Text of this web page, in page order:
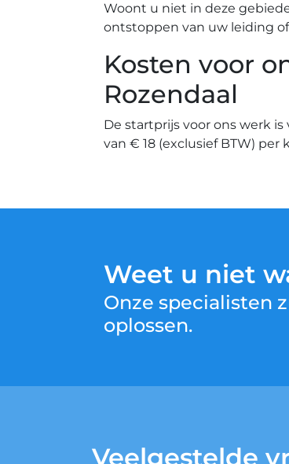
Woont u niet in deze
ontstoppen van uw leiding
Kosten voor
Rozendaal
De startprijs voor ons werk
van € 18 (exclusief BTW)
Weet u niet
Onze specialisten
oplossen.
Veelgestelde